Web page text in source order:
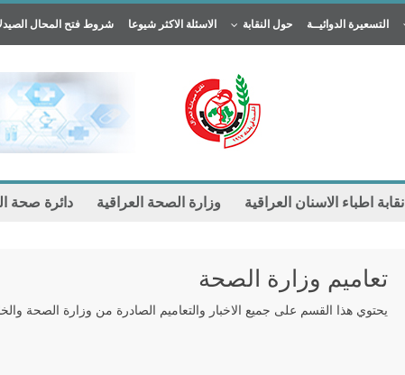
التسعيرة الدوائيــة حول النقابة الاسئلة الاكثر شيوعا شروط فتح المحال
نقابة اطباء الاسنان العراقية وزارة الصحة العراقية دائرة صحة
تعاميم وزارة الصحة
يحتوي هذا القسم على جميع الاخبار والتعاميم الصادرة من وزارة الصحة